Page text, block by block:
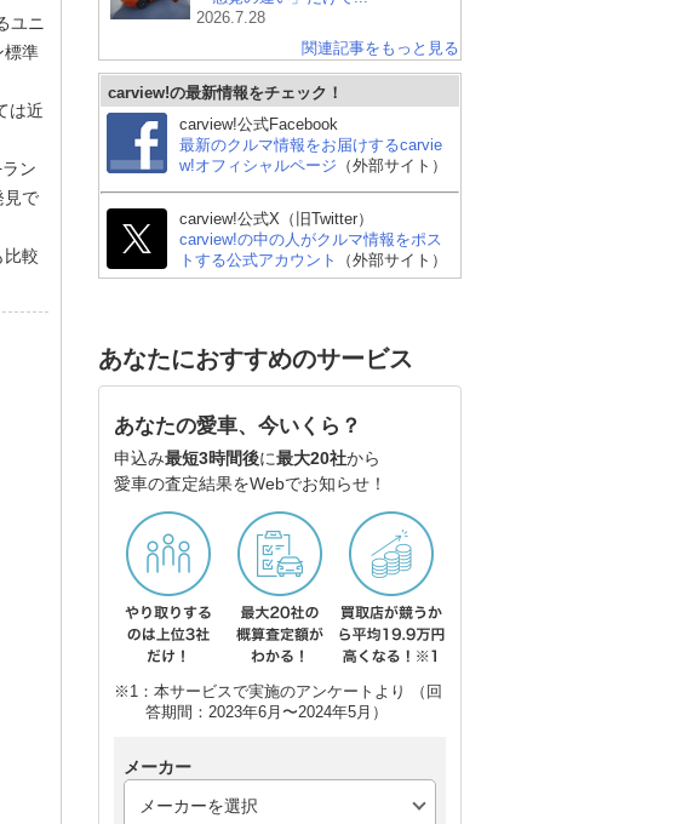
ユニ
標準
は近
ン
見で
較
2026.7.28
関連記事をもっと見る
carview!の最新情報をチェック！
carview!公式Facebook
最新のクルマ情報をお届けするcarvie
w!オフィシャルページ （外部サイト）
carview!公式X（旧Twitter）
carview!の中の人がクルマ情報をポス
トする公式アカウント
（外部サイト）
あなたにおすすめのサービス
あなたの愛車、今いくら？
申込み最短3時間後に最大20社から
愛車の査定結果をWebでお知らせ！
※1：本サービスで実施のアンケートより （回
答期間：2023年6月〜2024年5月）
メーカー